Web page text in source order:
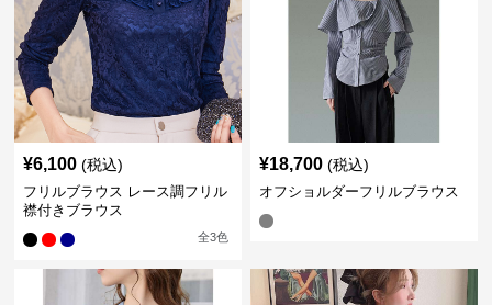
¥6,100 (税込)
フリルブラウス レース調フリル
襟付きブラウス
全3色
¥18,700 (税込)
オフショルダーフリルブラウス